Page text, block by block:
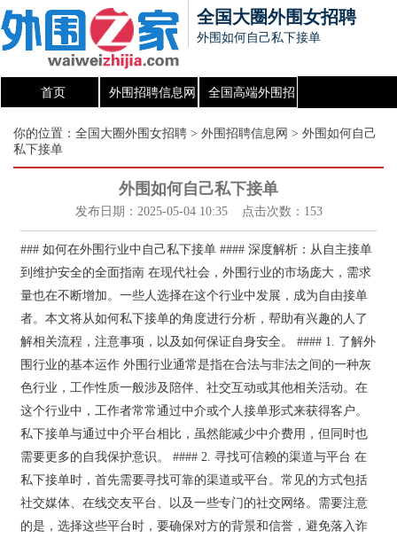
全国大圈外围女招聘
外围如何自己私下接单
首页 外围招聘信息网 全国高端外围招
聘信息发布平台
你的位置： 全国大圈外围女招聘 > 外围招聘信息网 > 外围如何自己
私下接单
外围如何自己私下接单
发布日期：2025-05-04 10:35 点击次数：153
### 如何在外围行业中自己私下接单 #### 深度解析：从自主接单
到维护安全的全面指南 在现代社会，外围行业的市场庞大，需求
量也在不断增加。一些人选择在这个行业中发展，成为自由接单
者。本文将从如何私下接单的角度进行分析，帮助有兴趣的人了
解相关流程，注意事项，以及如何保证自身安全。 #### 1. 了解外
围行业的基本运作 外围行业通常是指在合法与非法之间的一种灰
色行业，工作性质一般涉及陪伴、社交互动或其他相关活动。在
这个行业中，工作者常常通过中介或个人接单形式来获得客户。
私下接单与通过中介平台相比，虽然能减少中介费用，但同时也
需要更多的自我保护意识。 #### 2. 寻找可信赖的渠道与平台 在
私下接单时，首先需要寻找可靠的渠道或平台。常见的方式包括
社交媒体、在线交友平台、以及一些专门的社交网络。需要注意
的是，选择这些平台时，要确保对方的背景和信誉，避免落入诈